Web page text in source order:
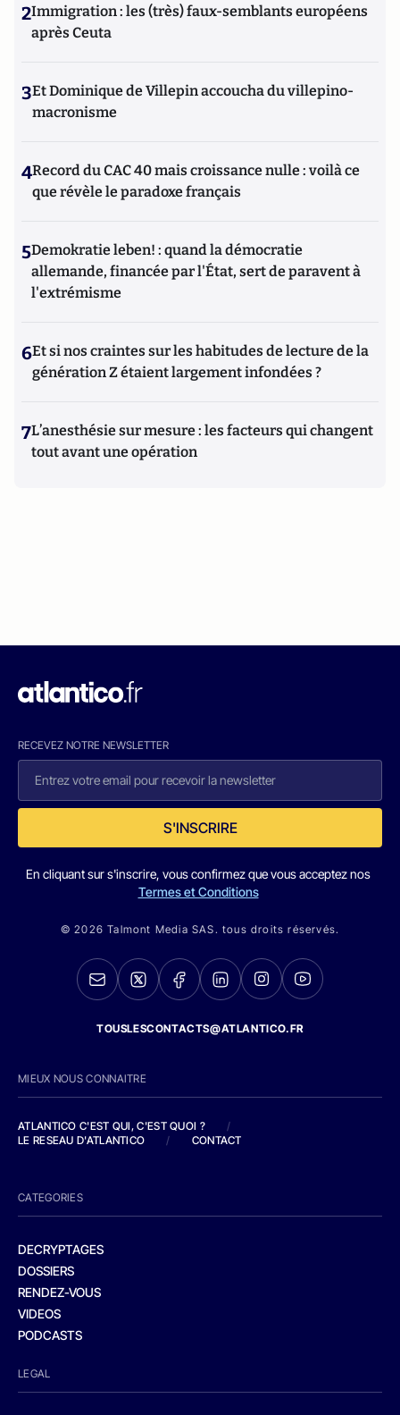
2Immigration : les (très) faux-semblants européens
après Ceuta
3Et Dominique de Villepin accoucha du villepino-
macronisme
4Record du CAC 40 mais croissance nulle : voilà ce
que révèle le paradoxe français
5Demokratie leben! : quand la démocratie
allemande, financée par l'État, sert de paravent à
l'extrémisme
6Et si nos craintes sur les habitudes de lecture de la
génération Z étaient largement infondées ?
7L’anesthésie sur mesure : les facteurs qui changent
tout avant une opération
RECEVEZ NOTRE NEWSLETTER
S'INSCRIRE
En cliquant sur s'inscrire, vous confirmez que vous acceptez nos
Termes et Conditions
© 2026 Talmont Media SAS. tous droits réservés.
TOUSLESCONTACTS@ATLANTICO.FR
MIEUX NOUS CONNAITRE
ATLANTICO C'EST QUI, C'EST QUOI ?
/
LE RESEAU D'ATLANTICO
/ CONTACT
CATEGORIES
DECRYPTAGES
DOSSIERS
RENDEZ-VOUS
VIDEOS
PODCASTS
LEGAL